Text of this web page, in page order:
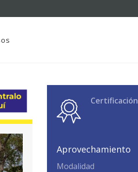
Certificación
Aprovechamiento
Modalidad